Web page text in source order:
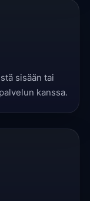
sisään tai
kanssa.